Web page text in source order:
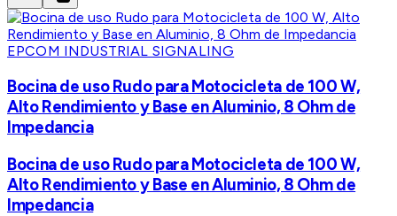
EPCOM INDUSTRIAL SIGNALING
Bocina de uso Rudo para Motocicleta de 100 W,
Alto Rendimiento y Base en Aluminio, 8 Ohm de
Impedancia
Bocina de uso Rudo para Motocicleta de 100 W,
Alto Rendimiento y Base en Aluminio, 8 Ohm de
Impedancia